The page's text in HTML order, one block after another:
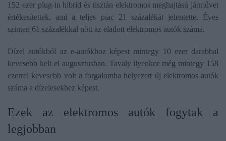
152 ezer plug-in hibrid és tisztán elektromos meghajtású járművet
értékesítettek, ami a teljes piac 21 százalékát jelentette. Éves
szinten 61 százalékkal nőtt az eladott elektromos autók száma.
Dízel autókból az e-autókhoz képest mintegy 10 ezer darabbal
kevesebb kelt el augusztusban. Tavaly ilyenkor még mintegy 158
ezerrel kevesebb volt a forgalomba helyezett új elektromos autók
száma a dízelesekhez képest.
Ezek az elektromos autók fogytak a
legjobban